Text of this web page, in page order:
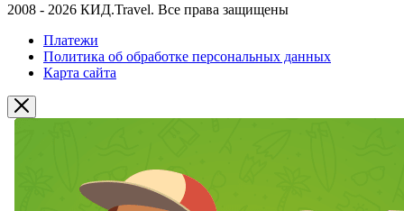
2008 - 2026 КИД.Travel. Все права защищены
Платежи
Политика об обработке персональных данных
Карта сайта